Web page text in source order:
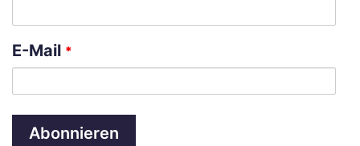
E-Mail *